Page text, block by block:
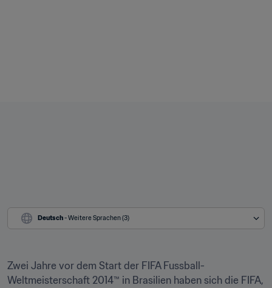
Deutsch - Weitere Sprachen (3)
Zwei Jahre vor dem Start der FIFA Fussball-
Weltmeisterschaft 2014™ in Brasilien haben sich die FIFA,